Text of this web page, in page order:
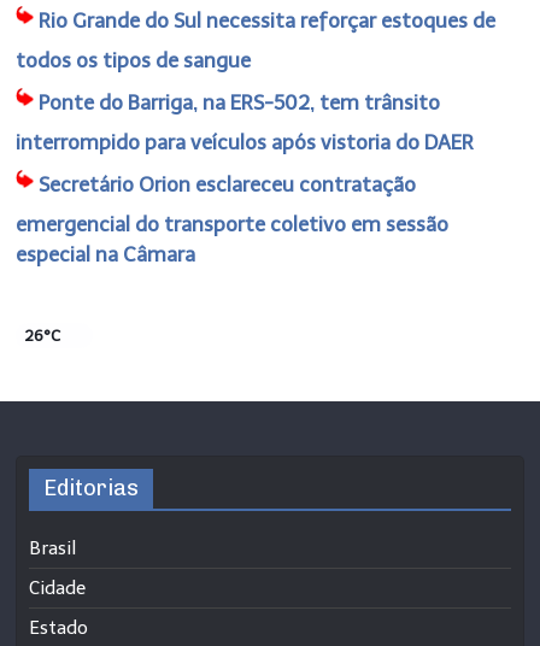
Rio Grande do Sul necessita reforçar estoques de
todos os tipos de sangue
Ponte do Barriga, na ERS-502, tem trânsito
interrompido para veículos após vistoria do DAER
Secretário Orion esclareceu contratação
emergencial do transporte coletivo em sessão
especial na Câmara
26°C
Editorias
Brasil
Cidade
Estado